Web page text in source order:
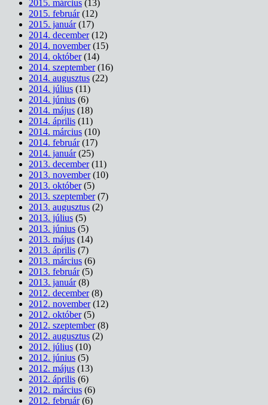
2015. március (13)
2015. február(12)
2015. január(17)
2014. december(12)
2014. november(15)
2014. október(14)
2014. szeptember(16)
2014. augusztus (22)
2014. július (11)
2014. június (6)
2014. május (18)
2014. április (11)
2014. március (10)
2014. február(17)
2014. január(25)
2013. december(11)
2013. november(10)
2013. október(5)
2013. szeptember(7)
2013. augusztus (2)
2013. július (5)
2013. június (5)
2013. május (14)
2013. április (7)
2013. március (6)
2013. február(5)
2013. január(8)
2012. december(8)
2012. november(12)
2012. október(5)
2012. szeptember(8)
2012. augusztus (2)
2012. július (10)
2012. június (5)
2012. május (13)
2012. április (6)
2012. március (6)
2012. február(6)